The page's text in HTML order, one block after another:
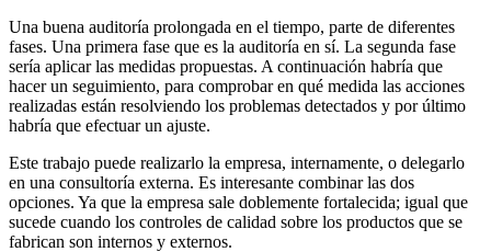
Una buena auditoría prolongada en el tiempo, parte de diferentes
fases. Una primera fase que es la auditoría en sí. La segunda fase
sería aplicar las medidas propuestas. A continuación habría que
hacer un seguimiento, para comprobar en qué medida las acciones
realizadas están resolviendo los problemas detectados y por último
habría que efectuar un ajuste.
Este trabajo puede realizarlo la empresa, internamente, o delegarlo
en una consultoría externa. Es interesante combinar las dos
opciones. Ya que la empresa sale doblemente fortalecida; igual que
sucede cuando los controles de calidad sobre los productos que se
fabrican son internos y externos.